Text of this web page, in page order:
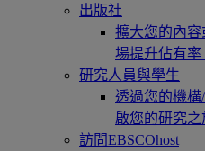
出版社
擴大您的內
場提升佔有率
研究人員與學生
透過您的機
啟您的研究之
訪問EBSCOhost